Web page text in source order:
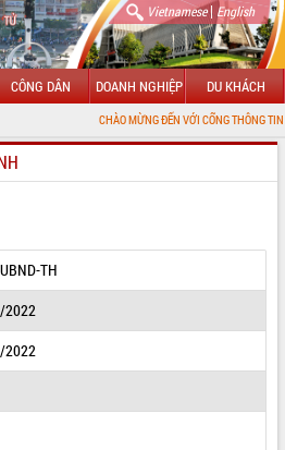
Vietnamese| English
CÔNG DÂN DOANH NGHIỆP DU KHÁCH
CHÀO MỪNG ĐẾN VỚI CỔNG THÔNG TIN ĐIỆN TỬ
TH